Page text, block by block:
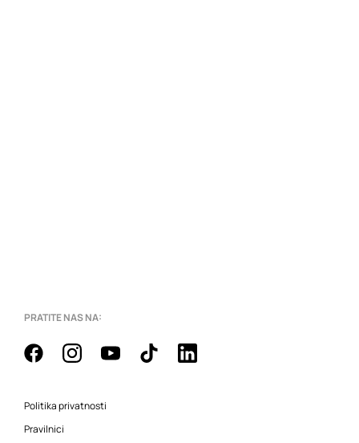
PRATITE NAS NA:
Politika privatnosti
Pravilnici